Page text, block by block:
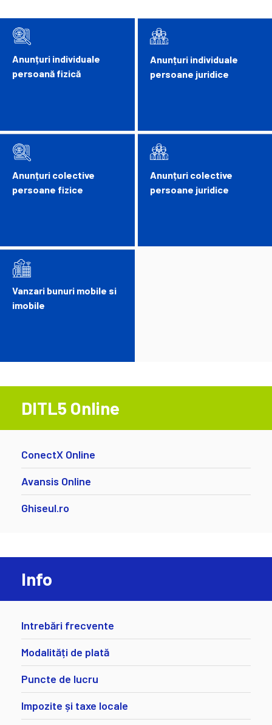
Anunțuri individuale
persoană fizică
Anunțuri colective
persoane fizice
Vanzari bunuri mobile si
imobile
Anunțuri individuale
persoane juridice
Anunțuri colective
persoane juridice
DITL5 Online
ConectX Online
Avansis Online
Ghiseul.ro
Info
Intrebări frecvente
Modalități de plată
Puncte de lucru
Impozite și taxe locale